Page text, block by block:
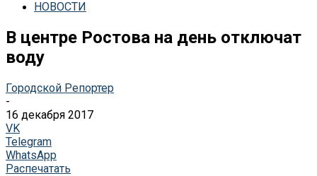
НОВОСТИ
В центре Ростова на день отключат
воду
Городской Репортер
-
16 декабря 2017
VK
Telegram
WhatsApp
Распечатать